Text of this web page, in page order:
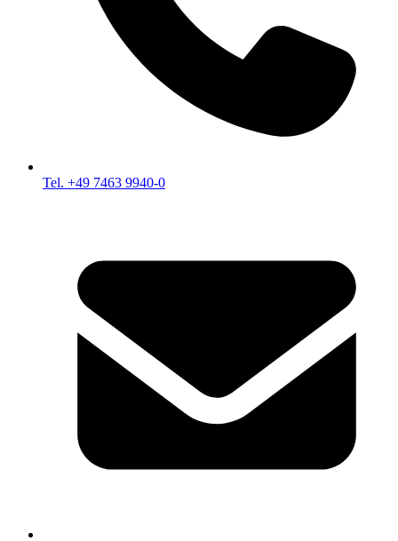
Tel. +49 7463 9940-0